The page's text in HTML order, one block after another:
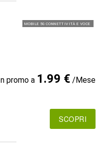
MOBILE 5G CONNETTIVITÀ E VOCE
In promo a 1.99 €/Mese
SCOPRI